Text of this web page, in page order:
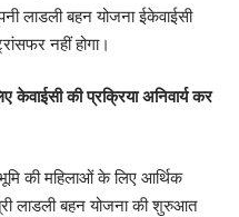
लाडली बहन योजना ईकेवाईसी
नहीं होगा।
की प्रक्रिया अनिवार्य कर
की महिलाओं के लिए आर्थिक
लाडली बहन योजना की शुरुआत